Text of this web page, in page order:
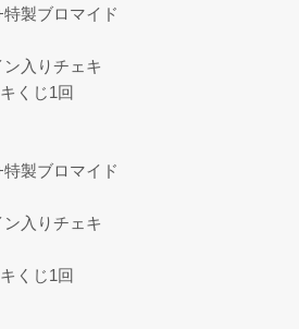
製ブロマイド
入りチェキ
くじ1回
製ブロマイド
入りチェキ
くじ1回